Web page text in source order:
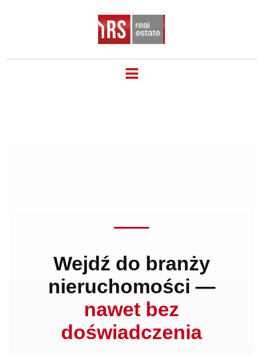
Wejdź do branży
nieruchomości —
nawet bez
doświadczenia